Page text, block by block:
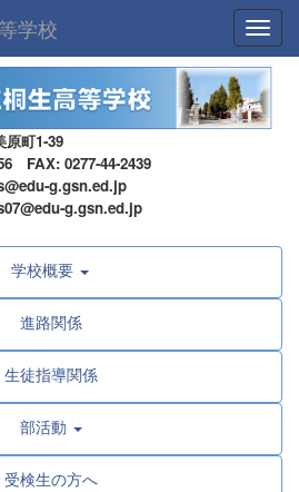
学校
町1-39
0277-44-2439
g.gsn.ed.jp
g.gsn.ed.jp
学校概要
進路関係
生徒指導関係
部活動
受検生の方へ